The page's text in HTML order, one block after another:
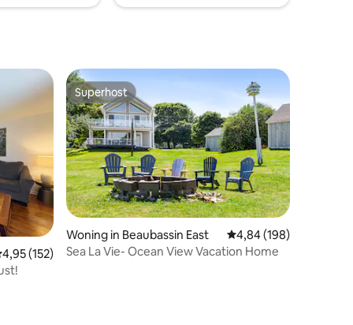
beoordeling van 4,95 uit 5, 152 recensies
4,95 (152)
Superhost
Superhost
Woning in Beaubassin East Gemiddelde
4,84 (198)
Sea La Vie- Ocean View Vacation Home